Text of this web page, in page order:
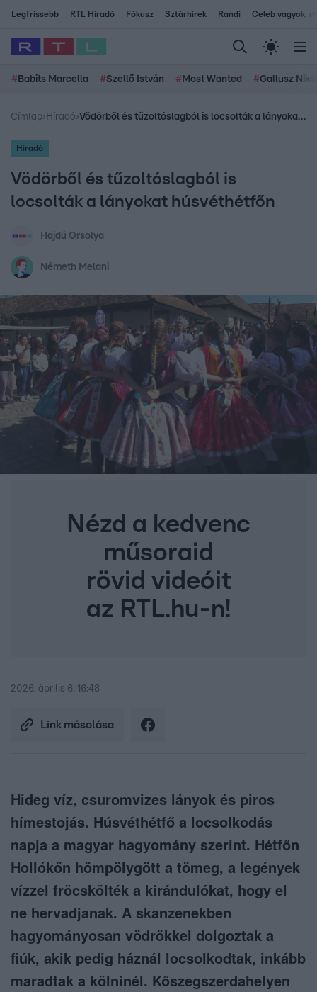
Legfrissebb RTL Híradó Fókusz Sztárhírek Randi Celeb vagyok,
# Babits Marcella #Szellő István # Most Wanted #Gallusz
Címlap› Híradó› Vödörből és tűzoltóslagból is locsolták a lányokat húsvéthétfőn
Híradó
Vödörből és tűzoltóslagból is
locsolták a lányokat húsvéthétfőn
Hajdú Orsolya
Németh Melani
Nézd a kedvenc
műsoraid
rövid videóit
az RTL.hu-n!
2026. április 6. 16:48
Link másolása
Hideg víz, csuromvizes lányok és piros
hímestojás. Húsvéthétfő a locsolkodás
napja a magyar hagyomány szerint. Hétfőn
Hollókőn hömpölygött a tömeg, a legények
vízzel fröcskölték a kirándulókat, hogy el
ne hervadjanak. A skanzenekben
hagyományosan vödrökkel dolgoztak a
fiúk, akik pedig háznál locsolkodtak, inkább
maradtak a kölninél. Kőszegszerdahelyen